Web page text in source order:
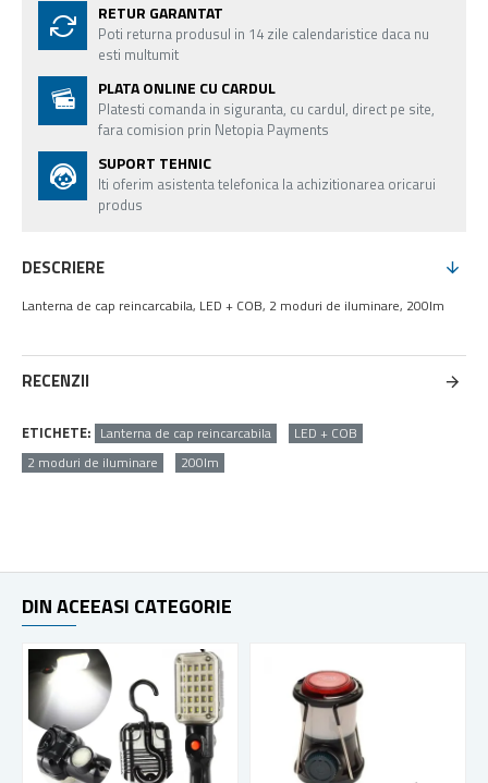
RETUR GARANTAT
Poti returna produsul in 14 zile calendaristice daca nu
esti multumit
PLATA ONLINE CU CARDUL
Platesti comanda in siguranta, cu cardul, direct pe site,
fara comision prin Netopia Payments
SUPORT TEHNIC
Iti oferim asistenta telefonica la achizitionarea oricarui
produs
DESCRIERE
Lanterna de cap reincarcabila, LED + COB, 2 moduri de iluminare, 200lm
RECENZII
ETICHETE: Lanterna de cap reincarcabila
LED + COB
2 moduri de iluminare
200lm
DIN ACEEASI CATEGORIE